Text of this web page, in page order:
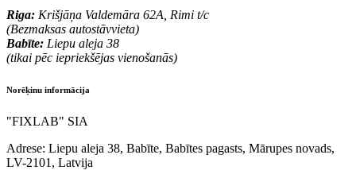
Riga: Krišjāņa Valdemāra 62A, Rimi t/c
(Bezmaksas autostāvvieta)
Babīte: Liepu aleja 38
(tikai pēc iepriekšējas vienošanās)
Norēķinu informācija
"FIXLAB" SIA
Adrese: Liepu aleja 38, Babīte, Babītes pagasts, Mārupes novads,
LV-2101, Latvija